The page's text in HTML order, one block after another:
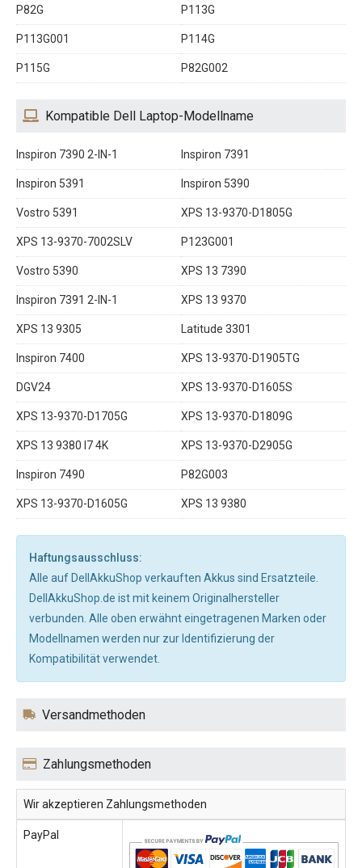
P82G P113G
P113G001 P114G
P115G P82G002
Kompatible Dell Laptop-Modellname
Inspiron 7390 2-IN-1 Inspiron 7391
Inspiron 5391 Inspiron 5390
Vostro 5391 XPS 13-9370-D1805G
XPS 13-9370-7002SLV P123G001
Vostro 5390 XPS 13 7390
Inspiron 7391 2-IN-1 XPS 13 9370
XPS 13 9305 Latitude 3301
Inspiron 7400 XPS 13-9370-D1905TG
DGV24 XPS 13-9370-D1605S
XPS 13-9370-D1705G XPS 13-9370-D1809G
XPS 13 9380 I7 4K XPS 13-9370-D2905G
Inspiron 7490 P82G003
XPS 13-9370-D1605G XPS 13 9380
Haftungsausschluss:
Alle auf DellAkkuShop verkauften Akkus sind Ersatzteile.
DellAkkuShop.de ist mit keinem Originalhersteller
verbunden. Alle oben erwähnt eingetragenen Marken oder
Modellnamen werden nur zur Identifizierung der
Kompatibilität verwendet.
Versandmethoden
Zahlungsmethoden
Wir akzeptieren Zahlungsmethoden
PayPal